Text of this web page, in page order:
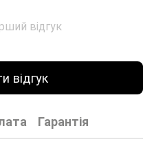
відгук
відгук
Гарантія